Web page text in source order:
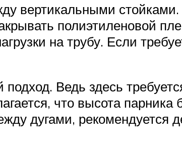
вертикальными
полиэтиленовой
на трубу. Если
Ведь здесь
что высота парника
дугами, рекомендуется